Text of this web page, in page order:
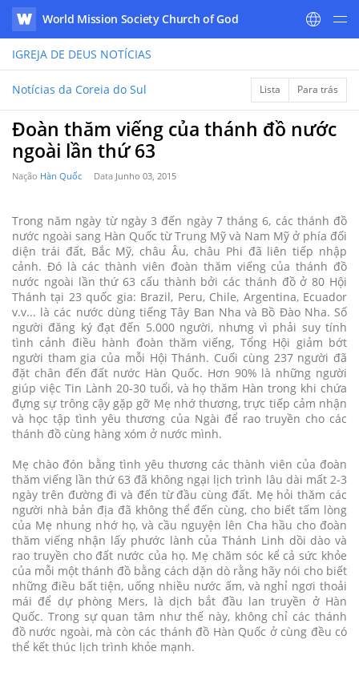
WATV
World Mission Society Church of God
IGREJA DE DEUS NOTÍCIAS
Notícias da Coreia do Sul Lista Para trás
Đoàn thăm viếng của thánh đồ nước
ngoài lần thứ 63
Nação Hàn Quốc Data Junho 03, 2015
Trong năm ngày từ ngày 3 đến ngày 7 tháng 6, các thánh đồ
nước ngoài sang Hàn Quốc từ Trung Mỹ và Nam Mỹ ở phía đối
diện trái đất, Bắc Mỹ, châu Âu, châu Phi đã liên tiếp nhập
cảnh. Đó là các thành viên đoàn thăm viếng của thánh đồ
nước ngoài lần thứ 63 cấu thành bởi các thánh đồ ở 80 Hội
Thánh tại 23 quốc gia: Brazil, Peru, Chile, Argentina, Ecuador
v.v... là các nước dùng tiếng Tây Ban Nha và Bồ Đào Nha. Số
người đăng ký đạt đến 5.000 người, nhưng vì phải suy tính
tình cảnh điều hành đoàn thăm viếng, Tổng Hội giảm bớt
người tham gia của mỗi Hội Thánh. Cuối cùng 237 người đã
đặt chân đến đất nước Hàn Quốc. Hơn 90% là những người
giúp việc Tin Lành 20-30 tuổi, và họ thăm Hàn trong khi chứa
đựng sự trông cậy gặp gỡ Mẹ nhớ thương, trực tiếp cảm nhận
và học tập tình yêu thương của Ngài để rao truyền cho các
thánh đồ cùng hàng xóm ở nước mình.
Mẹ chào đón bằng tình yêu thương các thành viên của đoàn
thăm viếng lần thứ 63 đã không ngại lịch trình lâu dài mất 2-3
ngày trên đường đi và đến từ đầu cùng đất. Mẹ hỏi thăm các
người nhà bản địa đã không thể đến cùng, cho biết tấm lòng
của Mẹ nhung nhớ họ, và cầu nguyện lên Cha hầu cho đoàn
thăm viếng nhận lấy phước lành của Thánh Linh dồi dào và
rao truyền cho đất nước của họ. Mẹ chăm sóc kể cả sức khỏe
của mỗi một thánh đồ bằng cách dặn dò rằng hãy nói cho biết
những điều bất tiện, uống nhiều nước ấm, và nghỉ ngơi thoải
mái để dự phòng Mers, là dịch bắt đầu lan truyền ở Hàn
Quốc. Trong sự quan tâm như thế này, không chỉ các thánh
đồ nước ngoài, mà còn các thánh đồ Hàn Quốc ở cùng đều có
thể kết thúc lịch trình khỏe mạnh.